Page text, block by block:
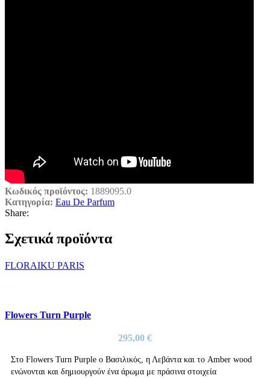
Κωδικός προϊόντος: 1889095.0
Κατηγορία: Eau De Parfum
Share:
Σχετικά προϊόντα
FLORAIKU PARIS
Flowers Turn Purple
295,00 €
Στο Flowers Turn Purple ο Βασιλικός, η Λεβάντα και το Amber wood
ενώνονται και δημιουργούν ένα άρωμα με πράσινα στοιχεία